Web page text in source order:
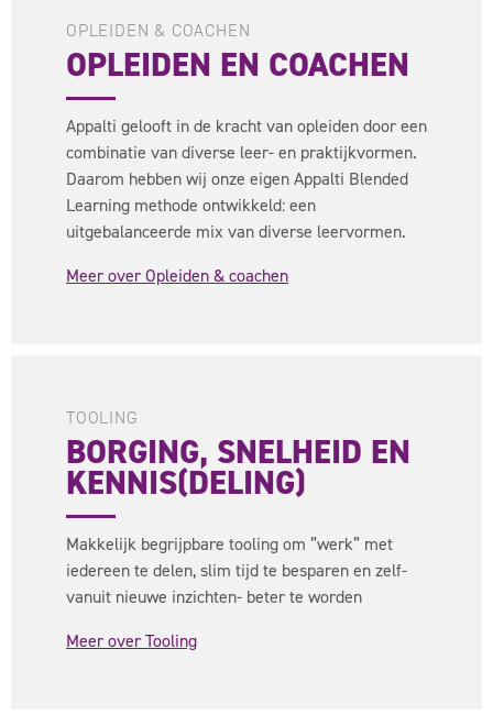
OPLEIDEN & COACHEN
OPLEIDEN EN COACHEN
Appalti gelooft in de kracht van opleiden door een
combinatie van diverse leer- en praktijkvormen.
Daarom hebben wij onze eigen Appalti Blended
Learning methode ontwikkeld: een
uitgebalanceerde mix van diverse leervormen.
Meer over Opleiden & coachen
TOOLING
BORGING, SNELHEID EN
KENNIS(DELING)
Makkelijk begrijpbare tooling om ”werk” met
iedereen te delen, slim tijd te besparen en zelf-
vanuit nieuwe inzichten- beter te worden
Meer over Tooling